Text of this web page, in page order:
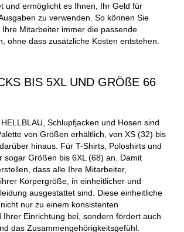
und ermöglicht es Ihnen, Ihr Geld für
zu verwenden. So können Sie
Mitarbeiter immer die passende
ohne dass zusätzliche Kosten entstehen.
BIS 5XL UND GRÖßE 66
Schlupfjacken und Hosen sind
von Größen erhältlich, von XS (32) bis
hinaus. Für T-Shirts, Poloshirts und
sogar Größen bis 6XL (68) an. Damit
dass alle Ihre Mitarbeiter,
Körpergröße, in einheitlicher und
ausgestattet sind. Diese einheitliche
nur zu einem konsistenten
Ihrer Einrichtung bei, sondern fördert auch
das Zusammengehörigkeitsgefühl.